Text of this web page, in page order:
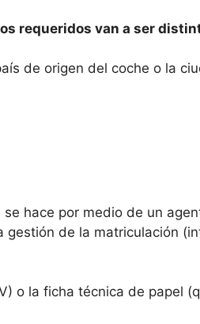
requeridos van a ser
de origen del coche o la
hace por medio de un
de la matriculación
o la ficha técnica de papel